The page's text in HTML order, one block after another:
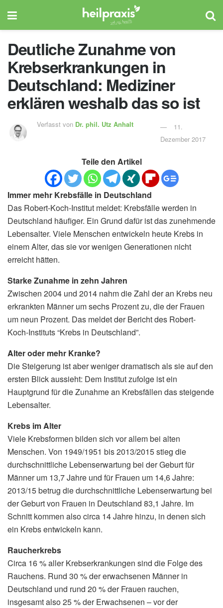
Deutliche Zunahme von
Krebserkrankungen in
Deutschland: Mediziner
erklären weshalb das so ist
Verfasst von Dr. phil. Utz Anhalt
11.
Dezember 2017
Teile den Artikel
Immer mehr Krebsfälle in Deutschland
Das Robert-Koch-Institut meldet: Krebsfälle werden in
Deutschland häufiger. Ein Grund dafür ist das zunehmende
Lebensalter. Viele Menschen entwickeln heute Krebs in
einem Alter, das sie vor wenigen Generationen nicht
erreicht hätten.
Starke Zunahme in zehn Jahren
Zwischen 2004 und 2014 nahm die Zahl der an Krebs neu
erkrankten Männer um sechs Prozent zu, die der Frauen
um neun Prozent. Das meldet der Bericht des Robert-
Koch-Instituts “Krebs in Deutschland”.
Alter oder mehr Kranke?
Die Steigerung ist aber weniger dramatisch als sie auf den
ersten Blick aussieht: Dem Institut zufolge ist ein
Hauptgrund für die Zunahme an Krebsfällen das steigende
Lebensalter.
Krebs im Alter
Viele Krebsformen bilden sich vor allem bei alten
Menschen. Von 1949/1951 bis 2013/2015 stieg die
durchschnitt­liche Lebenserwartung bei der Geburt für
Männer um 13,7 Jahre und für Frauen um 14,6 Jahre:
2013/15 betrug die durchschnittliche Lebenserwartung bei
der Geburt von Frauen in Deutschland 83,1 Jahre. Im
Schnitt kommen also circa 14 Jahre hinzu, in denen sich
ein Krebs entwickeln kann.
Raucherkrebs
Circa 16 % aller Krebserkrankungen sind die Folge des
Rauchens. Rund 30 % der erwachsenen Männer in
Deutschland und rund 20 % der Frauen rauchen,
insgesamt also 25 % der Erwachsenen – vor der